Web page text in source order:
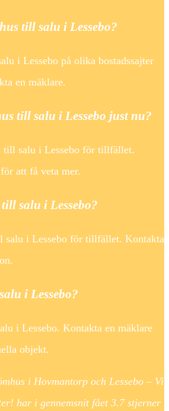
till salu i Lessebo?
i Lessebo på olika bostadssajter
en mäklare.
till salu i Lessebo just nu?
till salu i Lessebo för tillfället.
att få veta mer.
salu i Lessebo?
salu i Lessebo för tillfället. Kontakta
i Lessebo?
i Lessebo. Kontakta en mäklare
objekt.
i Hovmantorp och Lessebo – Vi
har i gennemsnit fået 3.7stjerner